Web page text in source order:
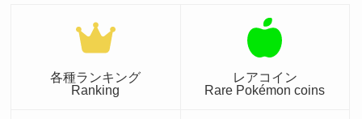
各種ランキング
Ranking
レアコイン
Rare Pokémon coins